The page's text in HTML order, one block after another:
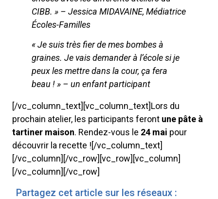
CIBB. » – Jessica MIDAVAINE, Médiatrice
Écoles-Familles
« Je suis très fier de mes bombes à
graines. Je vais demander à l’école si je
peux les mettre dans la cour, ça fera
beau ! » – un enfant participant
[/vc_column_text][vc_column_text]Lors du
prochain atelier, les participants feront une pâte à
tartiner maison. Rendez-vous le 24 mai pour
découvrir la recette ![/vc_column_text]
[/vc_column][/vc_row][vc_row][vc_column]
[/vc_column][/vc_row]
Partagez cet article sur les réseaux :